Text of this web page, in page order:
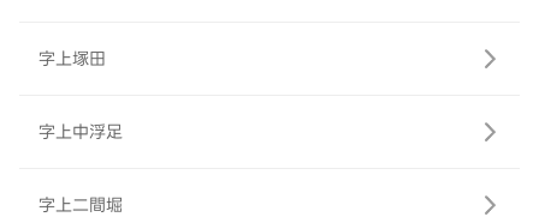
字上塚田
字上中浮足
字上二間堀